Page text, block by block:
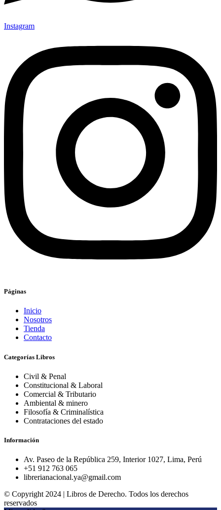
Instagram
Páginas
Inicio
Nosotros
Tienda
Contacto
Categorías Libros
Civil & Penal
Constitucional & Laboral
Comercial & Tributario
Ambiental & minero
Filosofía & Criminalística
Contrataciones del estado
Información
Av. Paseo de la República 259, Interior 1027, Lima, Perú
+51 912 763 065
librerianacional.ya@gmail.com
© Copyright 2024 | Libros de Derecho. Todos los derechos
reservados